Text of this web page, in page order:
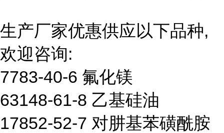
生产厂家优惠供应以下品种,
欢迎咨询:
7783-40-6 氟化镁
63148-61-8 乙基硅油
17852-52-7 对肼基苯磺酰胺